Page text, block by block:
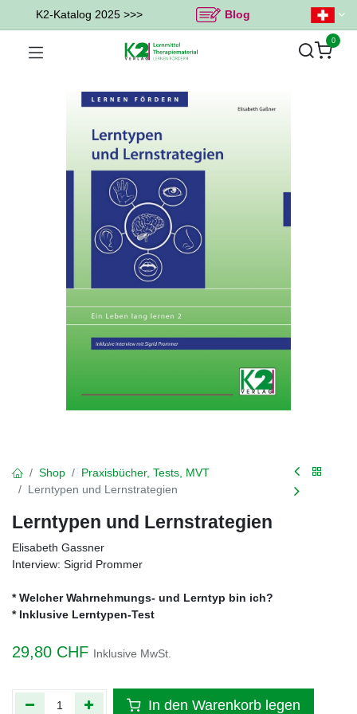
K2-Katalog 2025 >>> Blog
0
Shop
Praxisbücher, Tests, MVT
Lerntypen und Lernstrategien
Lerntypen und Lernstrategien
Elisabeth Gassner
Interview: Sigrid Prommer
* Welcher Wahrnehmungs- und Lerntyp bin ich?
* Inklusive Lerntypen-Test
29,80 CHF Inklusive MwSt.
In den Warenkorb legen